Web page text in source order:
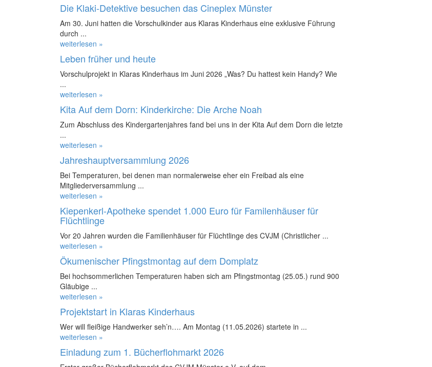
Die Klaki-Detektive besuchen das Cineplex Münster
Am 30. Juni hatten die Vorschulkinder aus Klaras Kinderhaus eine exklusive Führung
durch ...
weiterlesen »
Leben früher und heute
Vorschulprojekt in Klaras Kinderhaus im Juni 2026 „Was? Du hattest kein Handy? Wie
...
weiterlesen »
Kita Auf dem Dorn: Kinderkirche: Die Arche Noah
Zum Abschluss des Kindergartenjahres fand bei uns in der Kita Auf dem Dorn die letzte
...
weiterlesen »
Jahreshauptversammlung 2026
Bei Temperaturen, bei denen man normalerweise eher ein Freibad als eine
Mitgliederversammlung ...
weiterlesen »
Kiepenkerl-Apotheke spendet 1.000 Euro für Familenhäuser für
Flüchtlinge
Vor 20 Jahren wurden die Familienhäuser für Flüchtlinge des CVJM (Christlicher ...
weiterlesen »
Ökumenischer Pfingstmontag auf dem Domplatz
Bei hochsommerlichen Temperaturen haben sich am Pfingstmontag (25.05.) rund 900
Gläubige ...
weiterlesen »
Projektstart in Klaras Kinderhaus
Wer will fleißige Handwerker seh’n…. Am Montag (11.05.2026) startete in ...
weiterlesen »
Einladung zum 1. Bücherflohmarkt 2026